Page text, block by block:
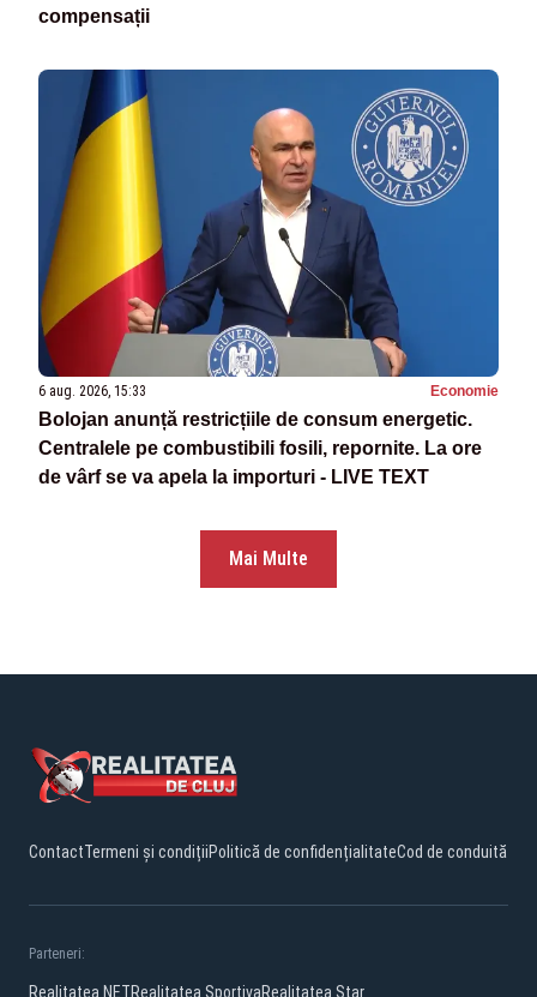
compensații
6 aug. 2026, 15:33 Economie
Bolojan anunță restricțiile de consum energetic.
Centralele pe combustibili fosili, repornite. La ore
de vârf se va apela la importuri - LIVE TEXT
Mai Multe
ContactTermeni și condițiiPolitică de confidențialitateCod de conduită
Parteneri:
Realitatea.NETRealitatea SportivaRealitatea Star